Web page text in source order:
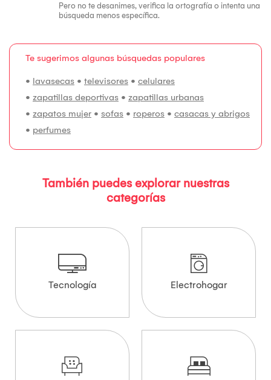
Pero no te desanimes, verifica la ortografía o intenta una
búsqueda menos específica.
Te sugerimos algunas búsquedas populares
• lavasecas • televisores • celulares
• zapatillas deportivas • zapatillas urbanas
• zapatos mujer • sofas • roperos • casacas y abrigos
• perfumes
También puedes explorar nuestras
categorías
Tecnología Electrohogar